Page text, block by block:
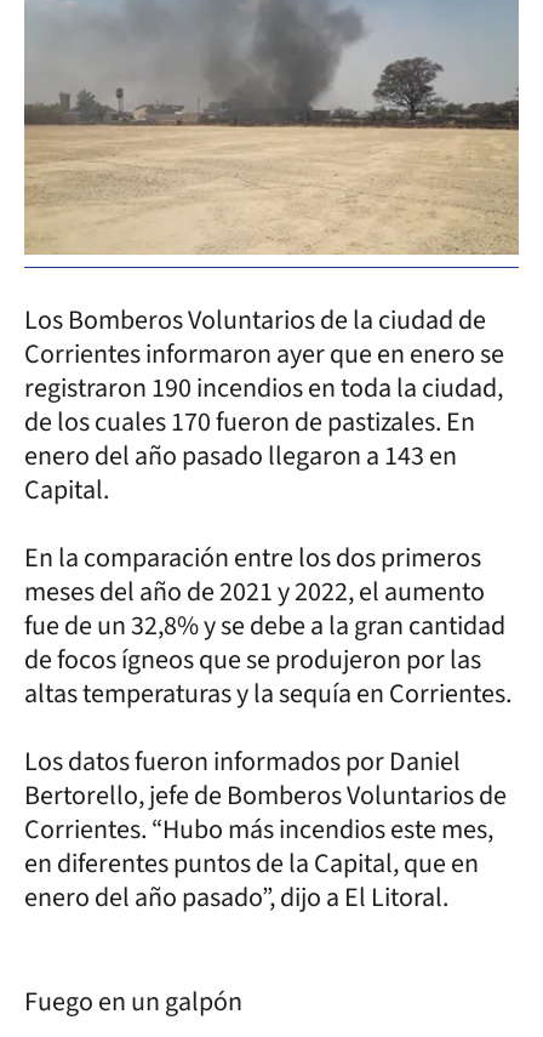
Los Bomberos Voluntarios de la ciudad de
Corrientes informaron ayer que en enero se
registraron 190 incendios en toda la ciudad,
de los cuales 170 fueron de pastizales. En
enero del año pasado llegaron a 143 en
Capital.
En la comparación entre los dos primeros
meses del año de 2021 y 2022, el aumento
fue de un 32,8% y se debe a la gran cantidad
de focos ígneos que se produjeron por las
altas temperaturas y la sequía en Corrientes.
Los datos fueron informados por Daniel
Bertorello, jefe de Bomberos Voluntarios de
Corrientes. “Hubo más incendios este mes,
en diferentes puntos de la Capital, que en
enero del año pasado”, dijo a El Litoral.
Fuego en un galpón